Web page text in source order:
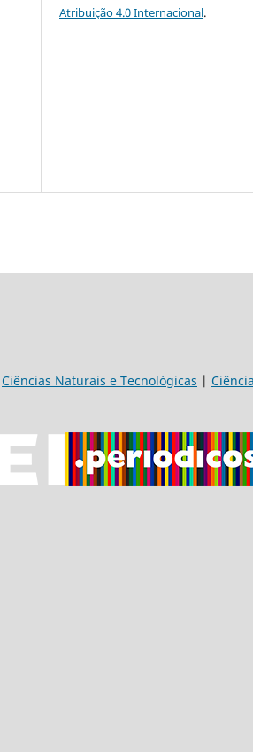
Atribuição 4.0 Internacional.
Ciências Naturais e Tecnológicas |